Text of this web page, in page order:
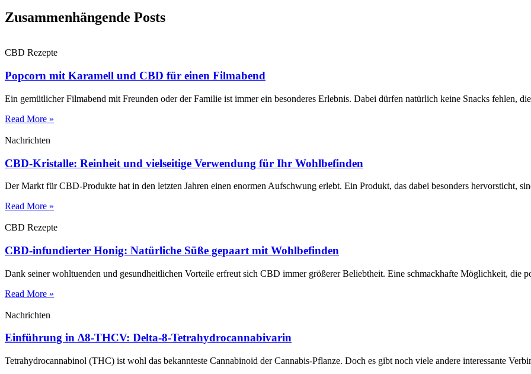
Zusammenhängende Posts
CBD Rezepte
Popcorn mit Karamell und CBD für einen Filmabend
Ein gemütlicher Filmabend mit Freunden oder der Familie ist immer ein besonderes Erlebnis. Dabei dürfen natürlich keine Snacks fehlen,
Read More »
Nachrichten
CBD-Kristalle: Reinheit und vielseitige Verwendung für Ihr Wohlbefinden
Der Markt für CBD-Produkte hat in den letzten Jahren einen enormen Aufschwung erlebt. Ein Produkt, das dabei besonders hervorsticht,
Read More »
CBD Rezepte
CBD-infundierter Honig: Natürliche Süße gepaart mit Wohlbefinden
Dank seiner wohltuenden und gesundheitlichen Vorteile erfreut sich CBD immer größerer Beliebtheit. Eine schmackhafte Möglichkeit, die
Read More »
Nachrichten
Einführung in Δ8-THCV: Delta-8-Tetrahydrocannabivarin
Tetrahydrocannabinol (THC) ist wohl das bekannteste Cannabinoid der Cannabis-Pflanze. Doch es gibt noch viele andere interessante